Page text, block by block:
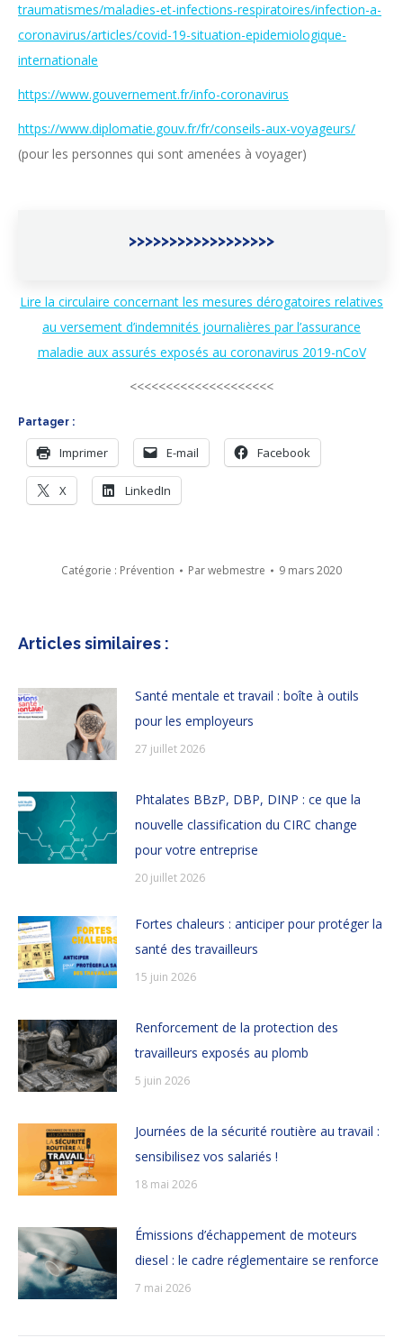
traumatismes/maladies-et-infections-respiratoires/infection-a-
coronavirus/articles/covid-19-situation-epidemiologique-
internationale
https://www.gouvernement.fr/info-coronavirus
https://www.diplomatie.gouv.fr/fr/conseils-aux-voyageurs/
(pour les personnes qui sont amenées à voyager)
>>>>>>>>>>>>>>>>>>
Lire la circulaire concernant les mesures dérogatoires relatives
au versement d’indemnités journalières par l’assurance
maladie aux assurés exposés au coronavirus 2019-nCoV
<<<<<<<<<<<<<<<<<<<<
Partager :
Imprimer E-mail Facebook
X LinkedIn
Catégorie : Prévention Parwebmestre 9 mars 2020
Articles similaires :
Santé mentale et travail : boîte à outils
pour les employeurs
27 juillet 2026
Phtalates BBzP, DBP, DINP : ce que la
nouvelle classification du CIRC change
pour votre entreprise
20 juillet 2026
Fortes chaleurs : anticiper pour protéger la
santé des travailleurs
15 juin 2026
Renforcement de la protection des
travailleurs exposés au plomb
5 juin 2026
Journées de la sécurité routière au travail :
sensibilisez vos salariés !
18 mai 2026
Émissions d’échappement de moteurs
diesel : le cadre réglementaire se renforce
7 mai 2026